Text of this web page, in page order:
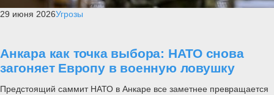
29 июня 2026Угрозы
Анкара как точка выбора: НАТО снова
загоняет Европу в военную ловушку
Предстоящий саммит НАТО в Анкаре все заметнее превращается